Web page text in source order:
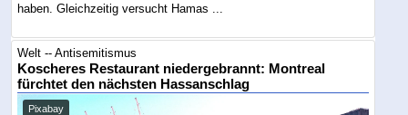
haben. Gleichzeitig versucht Hamas ...
Welt -- Antisemitismus
Koscheres Restaurant niedergebrannt: Montreal
fürchtet den nächsten Hassanschlag
Pixabay